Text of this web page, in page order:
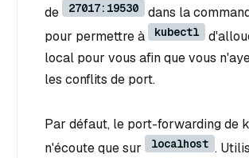
de
27017:19530
dans la
pour permettre à
kubectl
local pour vous afin que vous
les conflits de port.
Par défaut, le port-forwarding de
n'écoute que sur
localhost .